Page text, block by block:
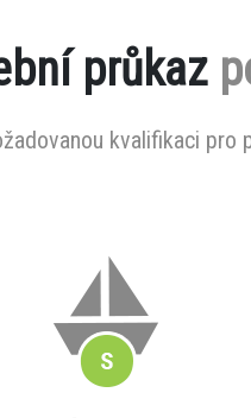
průkaz
kvalifikaci pro